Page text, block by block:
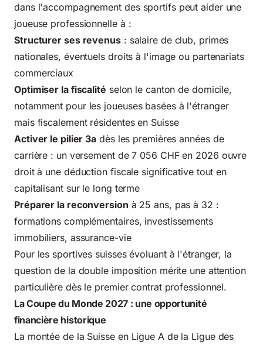
dans l'accompagnement des sportifs peut aider une
joueuse professionnelle à :
Structurer ses revenus: salaire de club, primes
nationales, éventuels droits à l'image ou partenariats
commerciaux
Optimiser la fiscalité selon le canton de domicile,
notamment pour les joueuses basées à l'étranger
mais fiscalement résidentes en Suisse
Activer le pilier 3a dès les premières années de
carrière : un versement de 7 056 CHF en 2026 ouvre
droit à une déduction fiscale significative tout en
capitalisant sur le long terme
Préparer la reconversion à 25 ans, pas à 32 :
formations complémentaires, investissements
immobiliers, assurance-vie
Pour les sportives suisses évoluant à l'étranger, la
question de la double imposition mérite une attention
particulière dès le premier contrat professionnel.
La Coupe du Monde 2027 : une opportunité
financière historique
La montée de la Suisse en Ligue A de la Ligue des